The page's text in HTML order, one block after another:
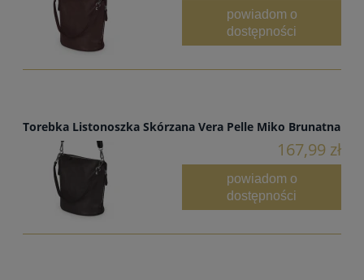
powiadom o
dostępności
Torebka Listonoszka Skórzana Vera Pelle Miko Brunatna
167,99 zł
powiadom o
dostępności